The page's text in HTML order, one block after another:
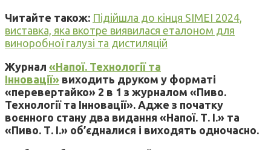
Читайте також: Підійшла до кінця SIMEI 2024,
виставка, яка вкотре виявилася еталоном для
виноробної галузі та дистиляцій
Журнал «Напої. Технології та
Інновації» виходить друком у форматі
«перевертайко» 2 в 1 з журналом «Пиво.
Технології та Інновації». Адже з початку
воєнного стану два видання «Напої. Т. І.» та
«Пиво. Т. І.» об’єдналися і виходять одночасно.